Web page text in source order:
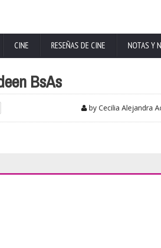
CINE RESEÑAS DE CINE NOTAS Y
BsAs
by Cecilia Alejandra